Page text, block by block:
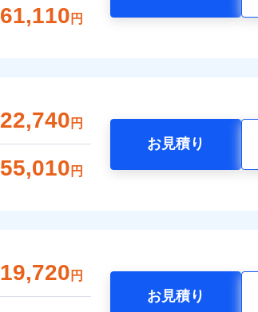
61,110 円
22,740 円
55,010 円
お見積り
19,720 円
お見積り